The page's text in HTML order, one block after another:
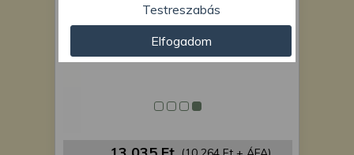
személyre szabott hirdetések és
tartalom nyújtásához, hirdetés- és
tartalomméréshez, nézettségi adatok
gyűjtéséhez, valamint termékek
partnereink eszközleolvasásos
adatokat és azonosítási információkat
Testreszabás
Elfogadom